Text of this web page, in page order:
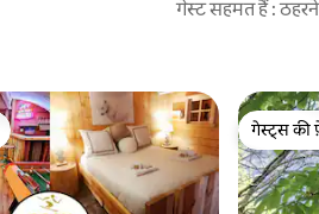
गेस्ट सहमत हैं :
गेस्ट्स की
गेस्ट्स की